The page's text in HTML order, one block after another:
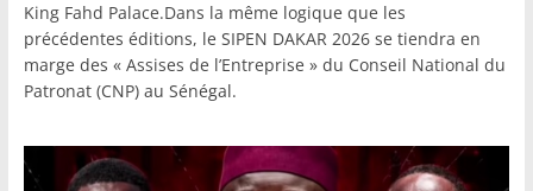
King Fahd Palace.Dans la même logique que les
précédentes éditions, le SIPEN DAKAR 2026 se tiendra en
marge des « Assises de l’Entreprise » du Conseil National du
Patronat (CNP) au Sénégal.